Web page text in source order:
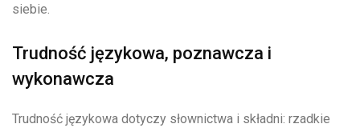
siebie.
Trudność językowa, poznawcza i
wykonawcza
Trudność językowa dotyczy słownictwa i składni: rzadkie